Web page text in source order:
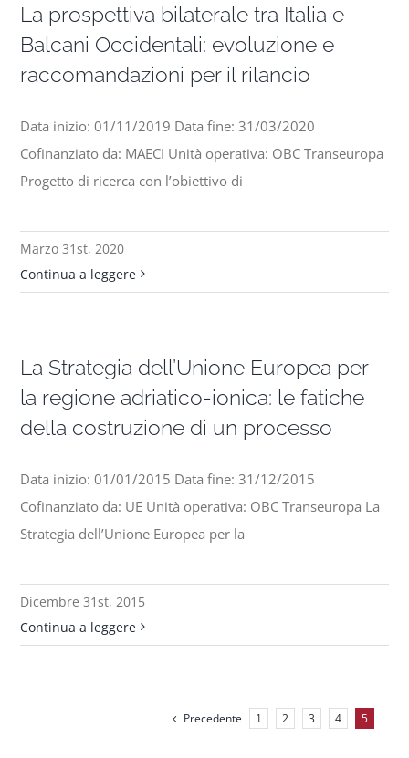
La prospettiva bilaterale tra Italia e
Balcani Occidentali: evoluzione e
raccomandazioni per il rilancio
Data inizio: 01/11/2019 Data fine: 31/03/2020
Cofinanziato da: MAECI Unità operativa: OBC Transeuropa
Progetto di ricerca con l’obiettivo di
Marzo 31st, 2020
Continua a leggere
La Strategia dell’Unione Europea per
la regione adriatico-ionica: le fatiche
della costruzione di un processo
Data inizio: 01/01/2015 Data fine: 31/12/2015
Cofinanziato da: UE Unità operativa: OBC Transeuropa La
Strategia dell’Unione Europea per la
Dicembre 31st, 2015
Continua a leggere
Precedente 1 2 3 4 5